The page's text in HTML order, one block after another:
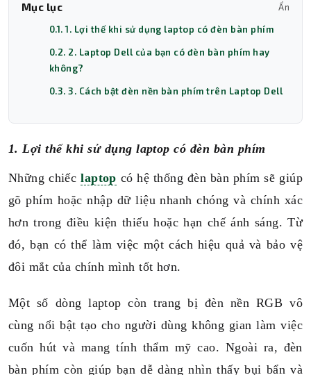
Mục lục Ẩn
0.1. 1. Lợi thế khi sử dụng laptop có đèn bàn phím
0.2. 2. Laptop Dell của bạn có đèn bàn phím hay
không?
0.3. 3. Cách bật đèn nền bàn phím trên Laptop Dell
1. Lợi thế khi sử dụng laptop có đèn bàn phím
Những chiếclaptop có hệ thống đèn bàn phím sẽ giúp
gõ phím hoặc nhập dữ liệu nhanh chóng và chính xác
hơn trong điều kiện thiếu hoặc hạn chế ánh sáng. Từ
đó, bạn có thể làm việc một cách hiệu quả và bảo vệ
đôi mắt của chính mình tốt hơn.
Một số dòng laptop còn trang bị đèn nền RGB vô
cùng nổi bật tạo cho người dùng không gian làm việc
cuốn hút và mang tính thẩm mỹ cao. Ngoài ra, đèn
bàn phím còn giúp bạn dễ dàng nhìn thấy bụi bẩn và